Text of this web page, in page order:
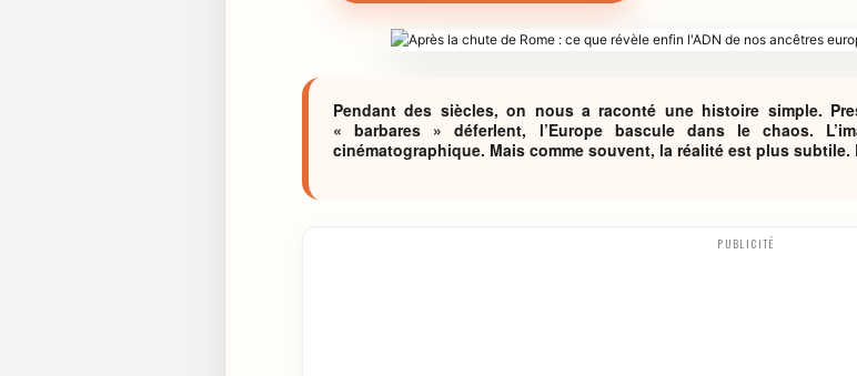
Pendant des siècles, on nous a raconté une histoire simple.
« barbares » déferlent, l’Europe bascule dans le chaos.
cinématographique. Mais comme souvent, la réalité est plus
PUBLICITÉ